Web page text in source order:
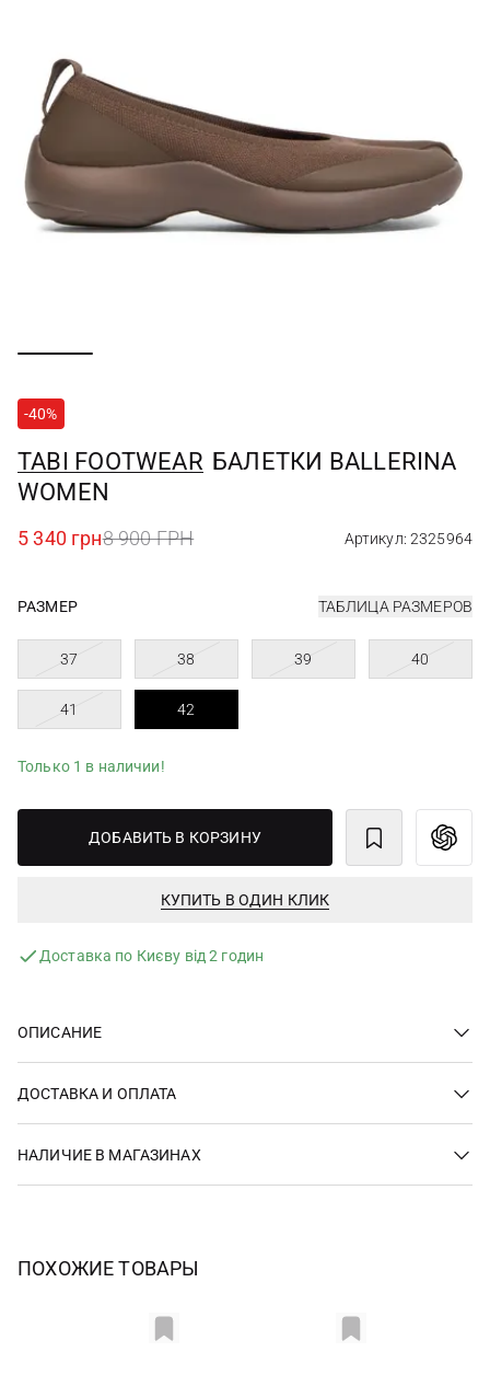
-40%
TABI FOOTWEAR БАЛЕТКИ BALLERINA
WOMEN
5 340 грн8 900 ГРН Артикул: 2325964
РАЗМЕР ТАБЛИЦА РАЗМЕРОВ
37 38 39 40
41 42
Только 1 в наличии!
ДОБАВИТЬ В КОРЗИНУ
КУПИТЬ В ОДИН КЛИК
Доставка по Києву від 2 годин
ОПИСАНИЕ
ДОСТАВКА И ОПЛАТА
НАЛИЧИЕ В МАГАЗИНАХ
ПОХОЖИЕ ТОВАРЫ